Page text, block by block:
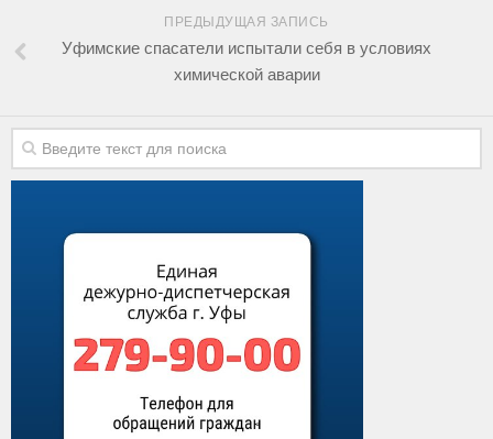
ПРЕДЫДУЩАЯ ЗАПИСЬ
Уфимские спасатели испытали себя в условиях
химической аварии